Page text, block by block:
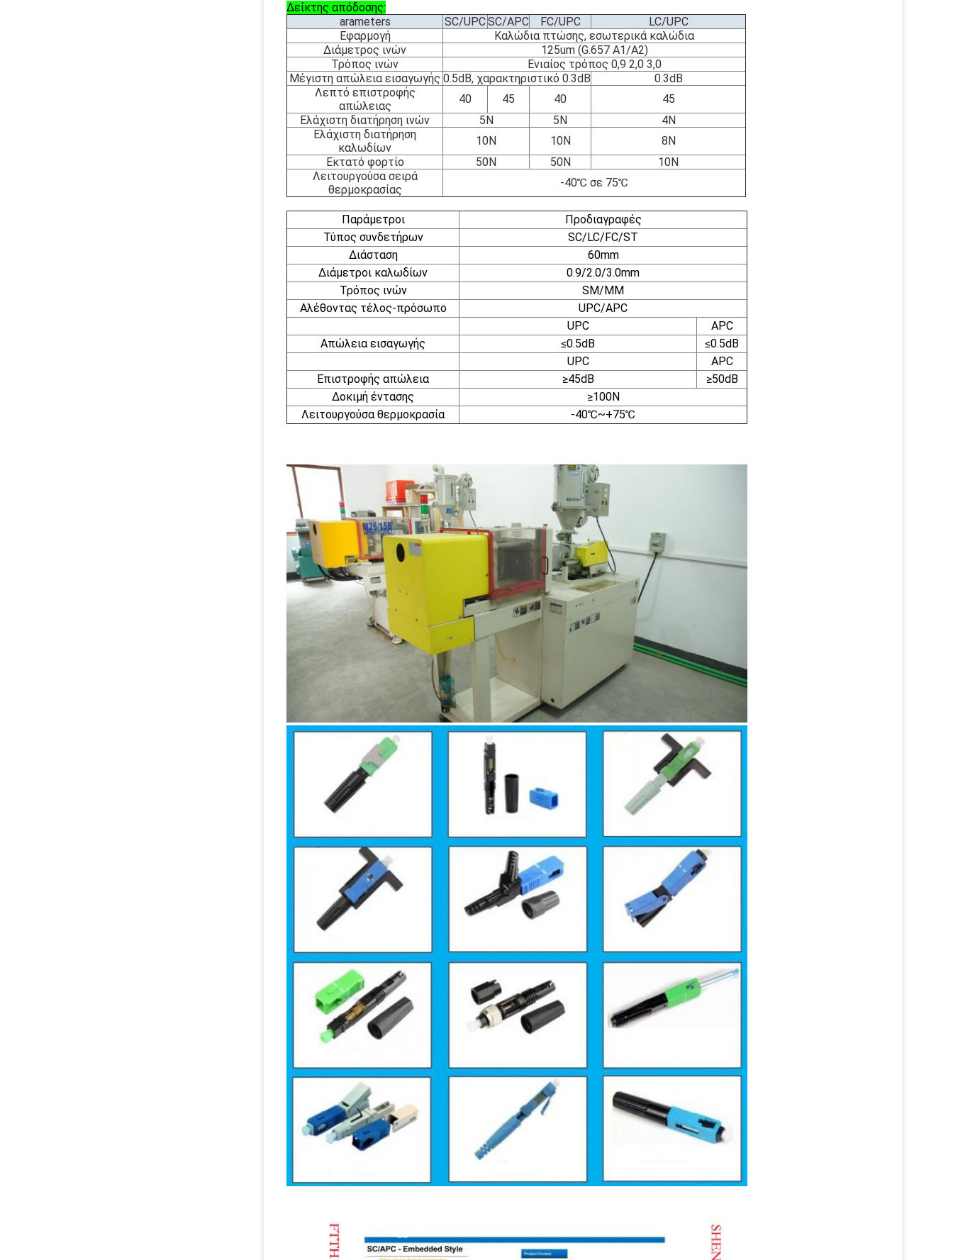
Δείκτης απόδοσης:
arameters
SC/UPCSC/APC FC/UPC
LC/UPC
Εφαρμογή
Καλώδια πτώσης, εσωτερικά καλώδια
Διάμετρος ινών
125um (G.657 A1/A2)
Τρόπος ινών
Ενιαίος τρόπος 0,9 2,0 3,0
Μέγιστη απώλεια εισαγωγής 0.5dB, χαρακτηριστικό 0.3dB
0.3dB
Λεπτό επιστροφής
απώλειας
40 45 40
45
Ελάχιστη διατήρηση ινών
5N 5N
4N
Ελάχιστη διατήρηση
καλωδίων
10N 10N
8N
Εκτατό φορτίο
50N 50N
10N
Λειτουργούσα σειρά
θερμοκρασίας
-40℃ σε 75℃
Παράμετροι
Προδιαγραφές
Τύπος συνδετήρων
SC/LC/FC/ST
Διάσταση
60mm
Διάμετροι καλωδίων
0.9/2.0/3.0mm
Τρόπος ινών
SM/MM
Αλέθοντας τέλος-πρόσωπο
UPC/APC
UPC
APC
Απώλεια εισαγωγής
≤0.5dB
≤0.5dB
UPC
APC
Επιστροφής απώλεια
≥45dB
≥50dB
Δοκιμή έντασης
≥100N
Λειτουργούσα θερμοκρασία
-40℃~+75℃